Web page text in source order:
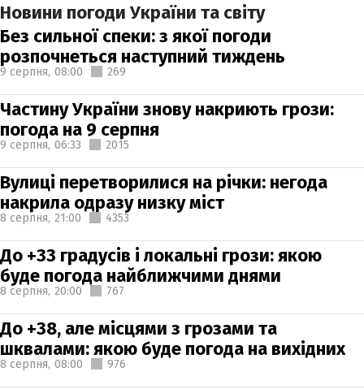
Новини погоди України та світу
Без сильної спеки: з якої погоди
розпочнеться наступний тиждень
9 серпня, 08:00 269
Частину України знову накриють грози:
погода на 9 серпня
9 серпня, 06:33 2015
Вулиці перетворилися на річки: негода
накрила одразу низку міст
8 серпня, 21:00 4353
До +33 градусів і локальні грози: якою
буде погода найближчими днями
8 серпня, 20:00 767
До +38, але місцями з грозами та
шквалами: якою буде погода на вихідних
8 серпня, 08:00 976